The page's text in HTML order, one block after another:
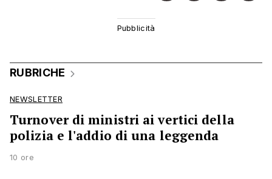
RUBRICHE
NEWSLETTER
Turnover di ministri ai vertici della
polizia e l'addio di una leggenda
10 ore